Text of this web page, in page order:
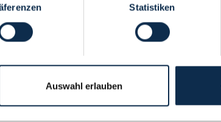
Statistiken
Auswahl erlauben